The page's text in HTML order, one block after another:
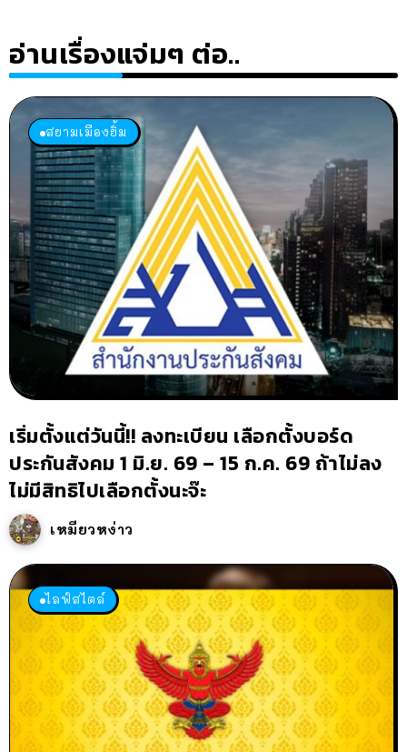
อ่านเรื่องแจ่มๆ ต่อ..
สยามเมืองยิ้ม
เริ่มตั้งแต่วันนี้!! ลงทะเบียน เลือกตั้งบอร์ด
ประกันสังคม 1 มิ.ย. 69 – 15 ก.ค. 69 ถ้าไม่ลง
ไม่มีสิทธิไปเลือกตั้งนะจ๊ะ
เหมียวหง่าว
ไลฟ์สไตล์